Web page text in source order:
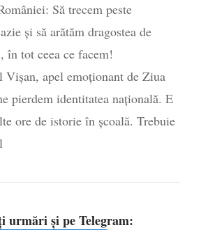
2026
Să trecem peste
și să arătăm dragostea de
în tot ceea ce facem!
Vișan, apel emoționant de Ziua
pierdem identitatea națională. E
ore de istorie în școală. Trebuie
urmări și pe Telegram: